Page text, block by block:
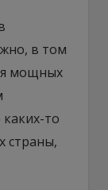
в том
мощных
то
страны,